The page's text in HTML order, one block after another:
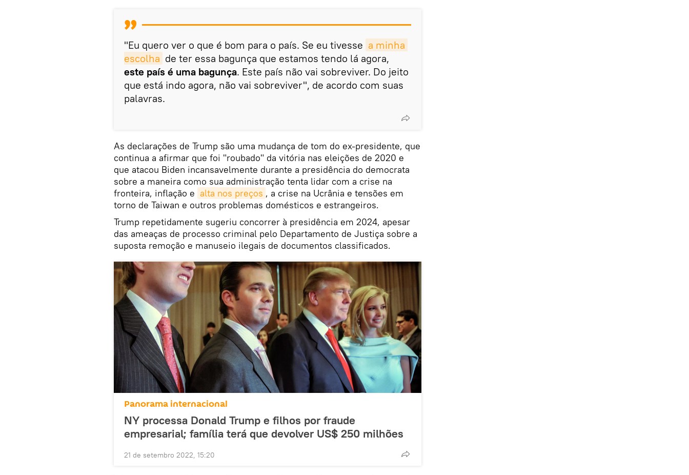
"Eu quero ver o que é bom para o país. Se eu tivesse a minha
escolha de ter essa bagunça que estamos tendo lá agora,
este país é uma bagunça. Este país não vai sobreviver. Do jeito
que está indo agora, não vai sobreviver", de acordo com suas
palavras.
As declarações de Trump são uma mudança de tom do ex-presidente, que
continua a afirmar que foi "roubado" da vitória nas eleições de 2020 e
que atacou Biden incansavelmente durante a presidência do democrata
sobre a maneira como sua administração tenta lidar com a crise na
fronteira, inflação e alta nos preços , a crise na Ucrânia e tensões em
torno de Taiwan e outros problemas domésticos e estrangeiros.
Trump repetidamente sugeriu concorrer à presidência em 2024, apesar
das ameaças de processo criminal pelo Departamento de Justiça sobre a
suposta remoção e manuseio ilegais de documentos classificados.
Panorama internacional
NY processa Donald Trump e filhos por fraude
empresarial; família terá que devolver US$ 250 milhões
21 de setembro 2022, 15:20